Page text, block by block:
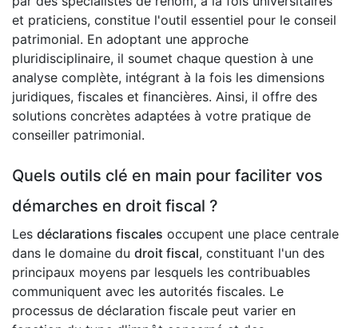
et praticiens, constitue l'outil essentiel pour le conseil
patrimonial. En adoptant une approche
pluridisciplinaire, il soumet chaque question à une
analyse complète, intégrant à la fois les dimensions
juridiques, fiscales et financières. Ainsi, il offre des
solutions concrètes adaptées à votre pratique de
conseiller patrimonial.
Quels outils clé en main pour faciliter vos
démarches en droit fiscal ?
Les déclarations fiscales occupent une place centrale
dans le domaine du droit fiscal, constituant l'un des
principaux moyens par lesquels les contribuables
communiquent avec les autorités fiscales. Le
processus de déclaration fiscale peut varier en